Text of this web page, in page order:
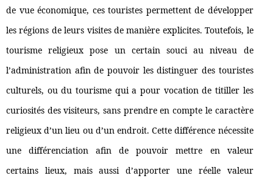
de vue économique, ces touristes permettent de développer
les régions de leurs visites de manière explicites. Toutefois, le
tourisme religieux pose un certain souci au niveau de
l’administration afin de pouvoir les distinguer des touristes
culturels, ou du tourisme qui a pour vocation de titiller les
curiosités des visiteurs, sans prendre en compte le caractère
religieux d’un lieu ou d’un endroit. Cette différence nécessite
une différenciation afin de pouvoir mettre en valeur
certains lieux, mais aussi d’apporter une réelle valeur